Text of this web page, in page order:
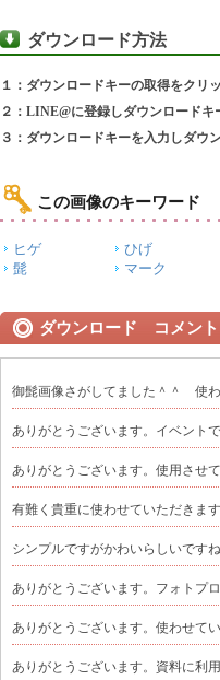
ダウンロード方法
１：ダウンロードキーの取得をクリ
２：LINE@に登録しダウンロードキ
３：ダウンロードキーを入力しダウ
この画像のキーワード
ヒゲ ひげ
髭
マーク
ダウンロード コメント
御髭画像さがしてました＾＾ 使
ありがとうございます。イベントで
ありがとうございます。使用させて
有難く貴重に使わせていただきます
シンプルですがかわいらしいですね
ありがとうございます。フォトプ
ありがとうございます。使わせてい
ありがとうございます。資料に利